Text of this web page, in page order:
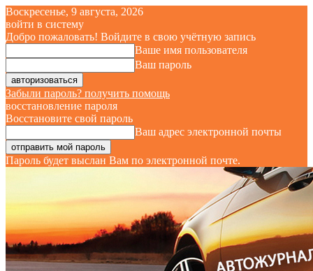
Воскресенье, 9 августа, 2026
войти в систему
Добро пожаловать! Войдите в свою учётную запись
Ваше имя пользователя
Ваш пароль
Забыли пароль? получить помощь
восстановление пароля
Восстановите свой пароль
Ваш адрес электронной почты
Пароль будет выслан Вам по электронной почте.